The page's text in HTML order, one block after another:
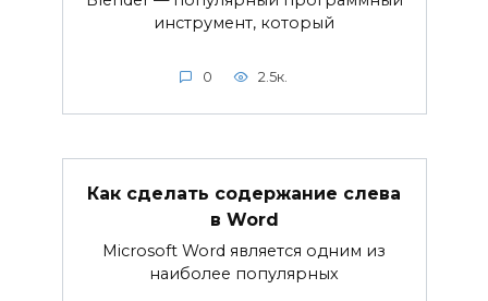
инструмент, который
0 2.5к.
Как сделать содержание слева
в Word
Microsoft Word является одним из
наиболее популярных